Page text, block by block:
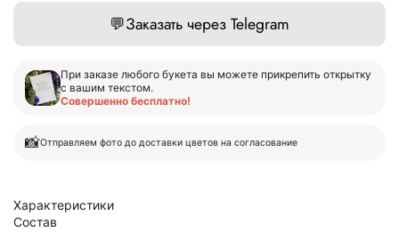
💬Заказать через Telegram
При заказе любого букета вы можете прикрепить открытку
с вашим текстом.
Совершенно бесплатно!
📸Отправляем фото до доставки цветов на согласование
Характеристики
Состав